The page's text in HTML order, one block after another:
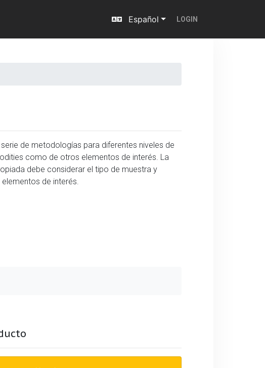
Español LOGIN
de metodologías para diferentes niveles de
como de otros elementos de interés. La
debe considerar el tipo de muestra y
de interés.